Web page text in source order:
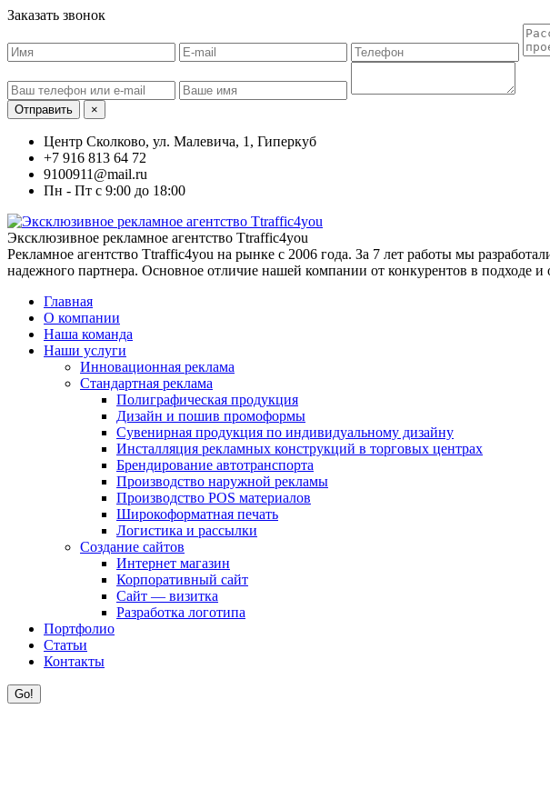
Заказать звонок
Отправить ×
Центр Сколково, ул. Малевича, 1, Гиперкуб
+7 916 813 64 72
9100911@mail.ru
Пн - Пт с 9:00 до 18:00
Эксклюзивное рекламное агентство Ttraffic4you
Рекламное агентство Ttraffic4you на рынке с 2006 года. За 7 лет работы мы
надежного партнера. Основное отличие нашей компании от конкурентов в
Главная
О компании
Наша команда
Наши услуги
Инновационная реклама
Стандартная реклама
Полиграфическая продукция
Дизайн и пошив промоформы
Сувенирная продукция по индивидуальному дизайну
Инсталляция рекламных конструкций в торговых центрах
Брендирование автотранспорта
Производство наружной рекламы
Производство POS материалов
Широкоформатная печать
Логистика и рассылки
Создание сайтов
Интернет магазин
Корпоративный сайт
Сайт — визитка
Разработка логотипа
Портфолио
Статьи
Контакты